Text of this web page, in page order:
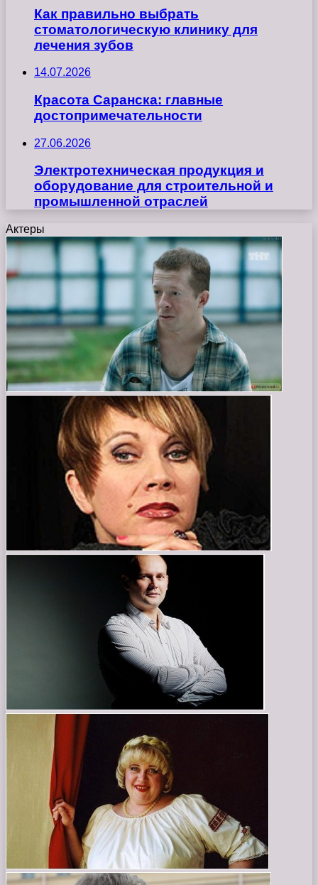
Как правильно выбрать
стоматологическую клинику для
лечения зубов
14.07.2026
Красота Саранска: главные
достопримечательности
27.06.2026
Электротехническая продукция и
оборудование для строительной и
промышленной отраслей
Актеры